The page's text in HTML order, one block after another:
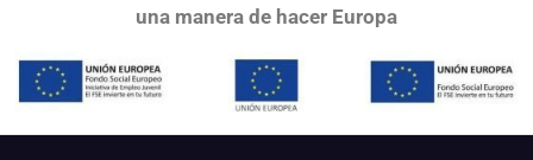
una manera de hacer Europa